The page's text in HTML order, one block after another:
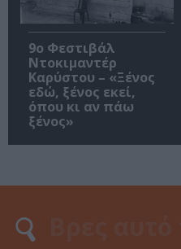
9ο Φεστιβάλ
Ντοκιμαντέρ
Καρύστου – «Ξένος
εδώ, ξένος εκεί,
όπου κι αν πάω
ξένος»